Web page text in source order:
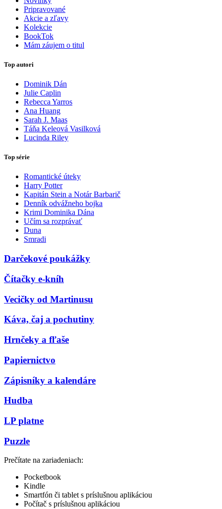
Pripravované
Akcie a zľavy
Kolekcie
BookTok
Mám záujem o titul
Top autori
Dominik Dán
Julie Caplin
Rebecca Yarros
Ana Huang
Sarah J. Maas
Táňa Keleová Vasilková
Lucinda Riley
Top série
Romantické úteky
Harry Potter
Kapitán Stein a Notár Barbarič
Denník odvážneho bojka
Krimi Dominika Dána
Učím sa rozprávať
Duna
Smradi
Darčekové poukážky
Čítačky e-kníh
Vecičky od Martinusu
Káva, čaj a pochutiny
Hrnčeky a fľaše
Papiernictvo
Zápisníky a kalendáre
Hudba
LP platne
Puzzle
Prečítate na zariadeniach:
Pocketbook
Kindle
Smartfón či tablet s príslušnou aplikáciou
Počítač s príslušnou aplikáciou